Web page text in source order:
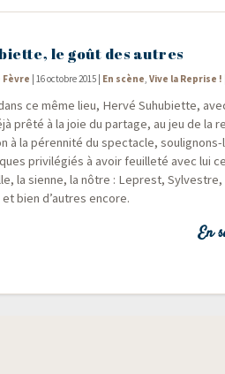
le goût des autres
|16 octobre 2015 En scène,Vive la Reprise !
ce même lieu, Her­vé Suhu­biette,
prê­té à la joie du par­tage, au jeu de la
à la péren­ni­té du spec­tacle, sou­li­gnons-
pri­vi­lé­giés à avoir feuille­té avec lui
la sienne, la nôtre : Leprest, Syl­vestre,
bien d’autres encore.
En